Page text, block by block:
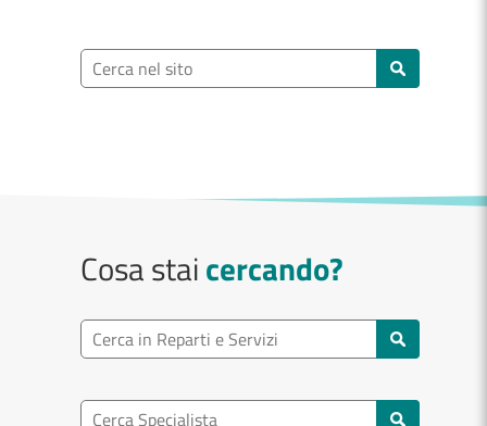
Ricerca nel sito
Cosa staicercando?
Ricerca reparto
Ricerca specialisti